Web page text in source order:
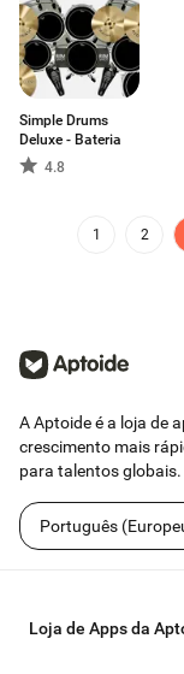
Simple Drums
Deluxe - Bateria
4.8
1 2
A Aptoide é a loja de
crescimento mais
para talentos globais.
Português
Loja de Apps da